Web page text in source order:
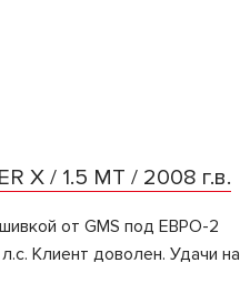
X / 1.5 MT / 2008 г.в.
от GMS под ЕВРО-2
Клиент доволен. Удачи на